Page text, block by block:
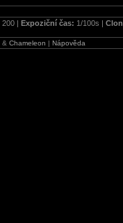
200 | Expoziční čas: 1/100s |
& Chameleon | Nápověda